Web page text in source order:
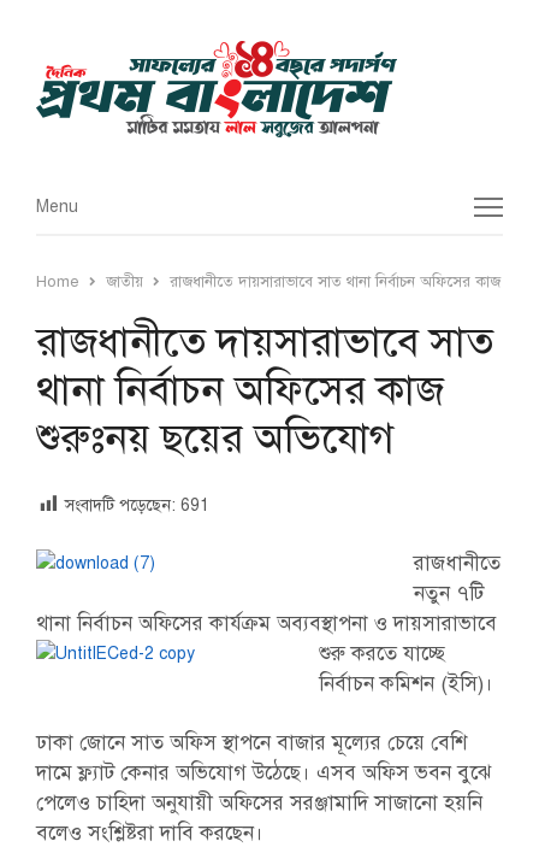
Menu
Menu
Home জাতীয় রাজধানীতে দায়সারাভাবে সাত থানা নির্বাচন অফিসের কাজ
রাজধানীতে দায়সারাভাবে সাত
থানা নির্বাচন অফিসের কাজ
শুরুঃনয় ছয়ের অভিযোগ
সংবাদটি পড়েছেন: 691
রাজধানীতে
নতুন ৭টি
থানা নির্বাচন অফিসের কার্যক্রমঅব্যবস্থাপনা ও দায়সারাভাবে
শুরু করতে যাচ্ছে
নির্বাচন কমিশন (ইসি)।
ঢাকা জোনে সাত অফিস স্থাপনে বাজার মূল্যের চেয়ে বেশি
দামে ফ্ল্যাট কেনার অভিযোগ উঠেছে। এসব অফিস ভবন বুঝে
পেলেও চাহিদা অনুযায়ী অফিসের সরঞ্জামাদি সাজানো হয়নি
বলেও সংশ্লিষ্টরা দাবি করছেন।